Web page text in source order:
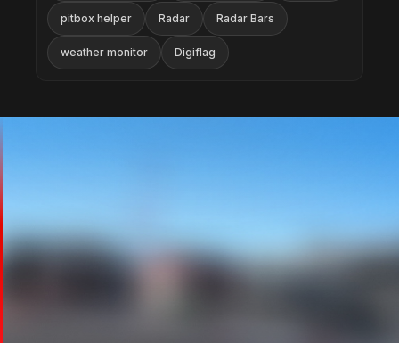
pitbox helper Radar Radar Bars
weather monitor Digiflag